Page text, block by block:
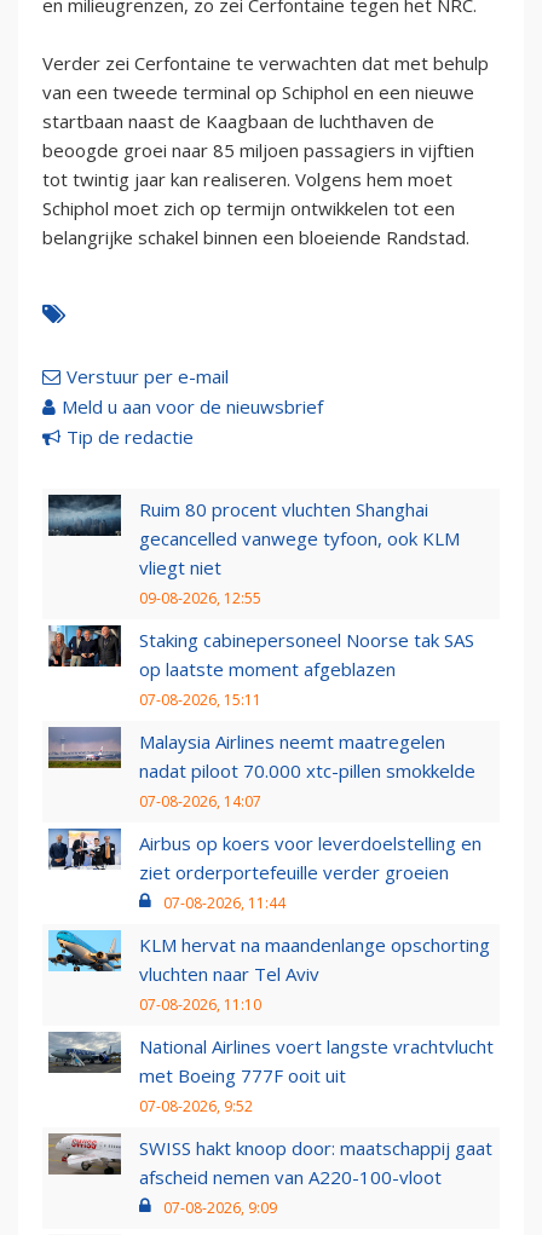
Verder zei Cerfontaine te verwachten dat met behulp
van een tweede terminal op Schiphol en een nieuwe
startbaan naast de Kaagbaan de luchthaven de
beoogde groei naar 85 miljoen passagiers in vijftien
tot twintig jaar kan realiseren. Volgens hem moet
Schiphol moet zich op termijn ontwikkelen tot een
belangrijke schakel binnen een bloeiende Randstad.
Verstuur per e-mail
Meld u aan voor de nieuwsbrief
Tip de redactie
Ruim 80 procent vluchten Shanghai
gecancelled vanwege tyfoon, ook KLM
vliegt niet
09-08-2026, 12:55
Staking cabinepersoneel Noorse tak SAS
op laatste moment afgeblazen
07-08-2026, 15:11
Malaysia Airlines neemt maatregelen
nadat piloot 70.000 xtc-pillen smokkelde
07-08-2026, 14:07
Airbus op koers voor leverdoelstelling en
ziet orderportefeuille verder groeien
07-08-2026, 11:44
KLM hervat na maandenlange opschorting
vluchten naar Tel Aviv
07-08-2026, 11:10
National Airlines voert langste vrachtvlucht
met Boeing 777F ooit uit
07-08-2026, 9:52
SWISS hakt knoop door: maatschappij gaat
afscheid nemen van A220-100-vloot
07-08-2026, 9:09